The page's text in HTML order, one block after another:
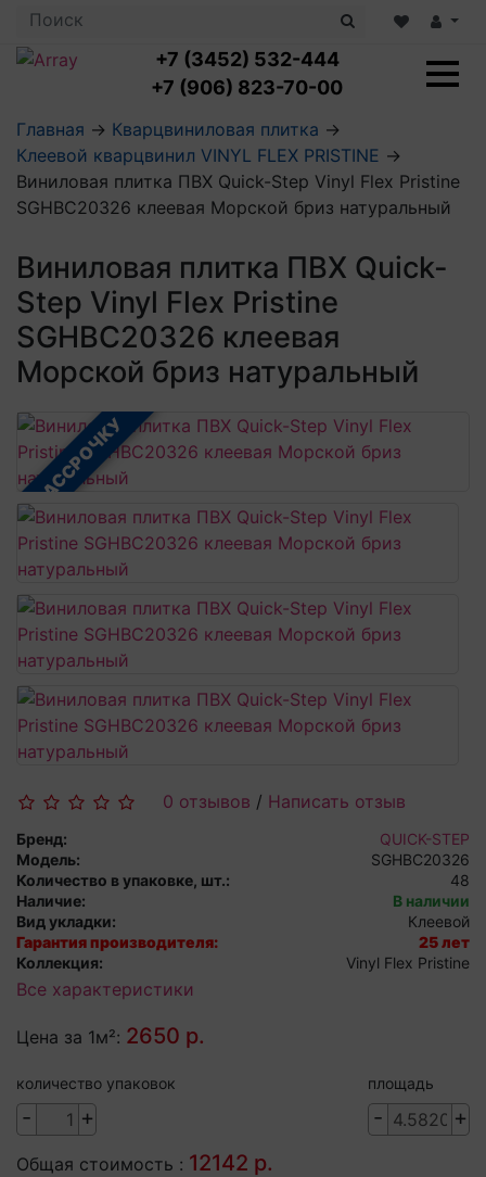
+7 (3452) 532-444
+7 (906) 823-70-00
Ламинат с укладкой
Ламинат 32 класс
Посмотреть все категории
LOC FLOOR PLUS
LOC FLOOR ARCTIC
Посмотреть все категории
Кварцвиниловая плитка с укладкой
Клеевая кварцвиниловая плитка
Виниловый ламинат
Кварцвинил SPC OASIS
Посмотреть все категории
Плинтус
Профили для ступеней
Подложка
Пороги
Посмотреть все категории
Аксессуары для стеновых панелей
Главная → Кварцвиниловая плитка →
Клеевой кварцвинил VINYL FLEX PRISTINE →
Виниловая плитка ПВХ Quick-Step Vinyl Flex Pristine
SGHBC20326 клеевая Морской бриз натуральный
Виниловая плитка ПВХ Quick-
Step Vinyl Flex Pristine
SGHBC20326 клеевая
Морской бриз натуральный
В РАССРОЧКУ
0 отзывов / Написать отзыв
Бренд:
QUICK-STEP
Модель:
SGHBC20326
Количество в упаковке, шт.:
48
Наличие:
В наличии
Вид укладки:
Клеевой
Гарантия производителя:
25 лет
Коллекция:
Vinyl Flex Pristine
Все характеристики
Цена за 1м²: 2650 р.
количество упаковок
- +
площадь
- +
Общая стоимость : 12142 р.